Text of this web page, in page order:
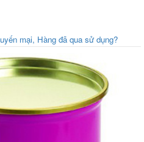
mại, Hàng đã qua sử dụng?